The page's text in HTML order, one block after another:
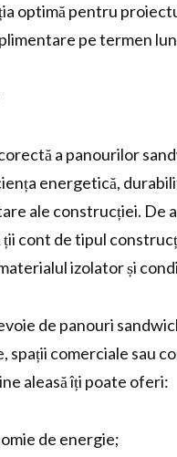
optimă pentru
pe termen
a panourilor
energetică,
ale construcției. De
ții cont de tipul
izolator și
de panouri
spații comerciale sau
aleasă îți poate oferi:
de energie;